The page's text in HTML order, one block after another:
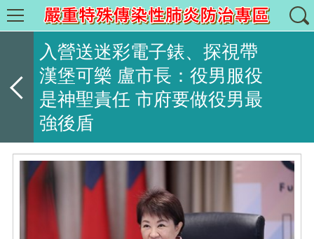
入營送迷彩電子錶、探視帶
漢堡可樂 盧市長：役男服役
是神聖責任 市府要做役男最
強後盾